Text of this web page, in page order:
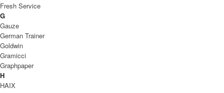
Fresh Service
G
Gauze
German Trainer
Goldwin
Gramicci
Graphpaper
H
HAIX